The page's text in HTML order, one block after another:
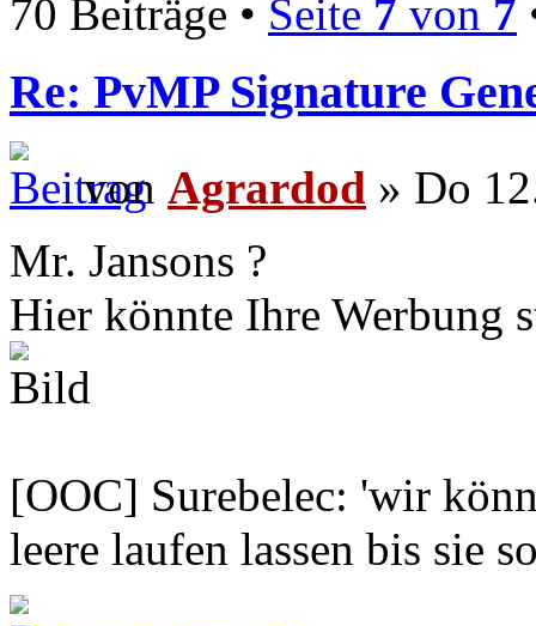
70 Beiträge • Seite 7 von 7
Re: PvMP Signature
von Agrardod » Do
Mr. Jansons ?
Hier könnte Ihre Werbung
[OOC] Surebelec: 'wir
leere laufen lassen bis sie